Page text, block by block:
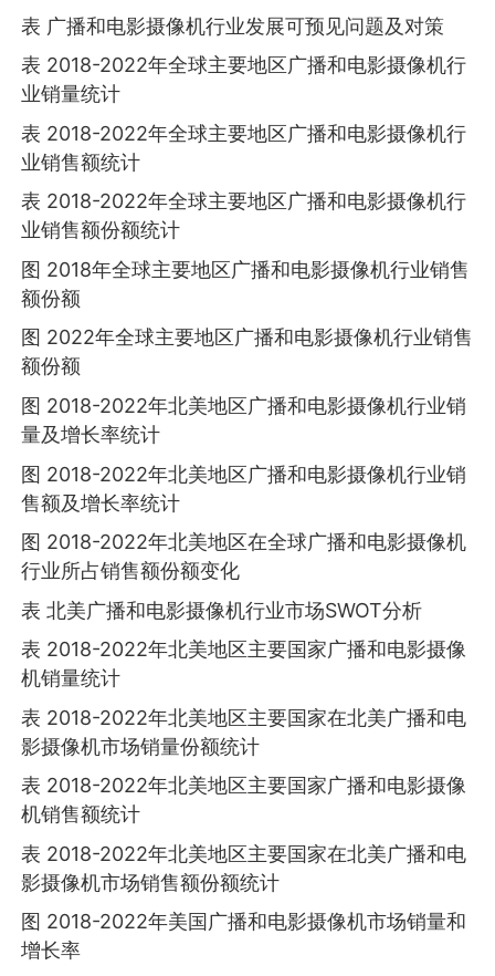
表 广播和电影摄像机行业发展可预见问题及对策
表 2018-2022年全球主要地区广播和电影摄像机行
业销量统计
表 2018-2022年全球主要地区广播和电影摄像机行
业销售额统计
表 2018-2022年全球主要地区广播和电影摄像机行
业销售额份额统计
图 2018年全球主要地区广播和电影摄像机行业销售
额份额
图 2022年全球主要地区广播和电影摄像机行业销售
额份额
图 2018-2022年北美地区广播和电影摄像机行业销
量及增长率统计
图 2018-2022年北美地区广播和电影摄像机行业销
售额及增长率统计
图 2018-2022年北美地区在全球广播和电影摄像机
行业所占销售额份额变化
表 北美广播和电影摄像机行业市场SWOT分析
表 2018-2022年北美地区主要国家广播和电影摄像
机销量统计
表 2018-2022年北美地区主要国家在北美广播和电
影摄像机市场销量份额统计
表 2018-2022年北美地区主要国家广播和电影摄像
机销售额统计
表 2018-2022年北美地区主要国家在北美广播和电
影摄像机市场销售额份额统计
图 2018-2022年美国广播和电影摄像机市场销量和
增长率